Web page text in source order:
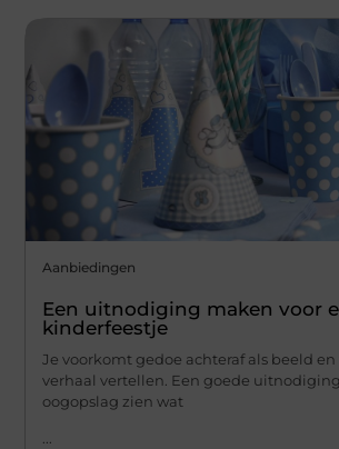
Aanbiedingen
Een uitnodiging maken voor
kinderfeestje
Je voorkomt gedoe achteraf als beeld
verhaal vertellen. Een goede
oogopslag zien wat
...